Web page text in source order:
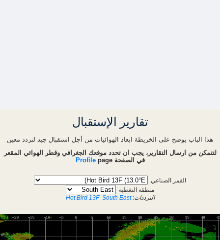
تقارير الإستقبال
هذا الباب يوضح على الخريطة ابعاد الهوائيات من أجل استقبال جيد لتردد معين
لتتمكن من ارسال التقارير، يجب ان تحدد موقعك الجغرافي وقطر الهوائي المقعر
في الصفحة
Profilepage
القمر الصناعي
منطقة التغطية
الترددات:
Hot Bird 13F South East